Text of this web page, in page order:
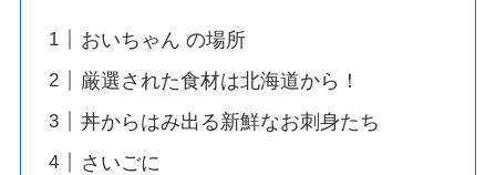
おいちゃん の場所
厳選された食材は北海道から！
丼からはみ出る新鮮なお刺身たち
さいごに